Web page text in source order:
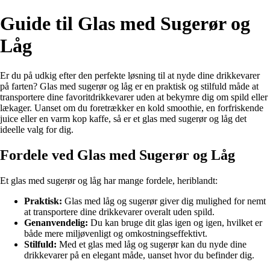
Guide til Glas med Sugerør og
Låg
Er du på udkig efter den perfekte løsning til at nyde dine drikkevarer
på farten? Glas med sugerør og låg er en praktisk og stilfuld måde at
transportere dine favoritdrikkevarer uden at bekymre dig om spild eller
lækager. Uanset om du foretrækker en kold smoothie, en forfriskende
juice eller en varm kop kaffe, så er et glas med sugerør og låg det
ideelle valg for dig.
Fordele ved Glas med Sugerør og Låg
Et glas med sugerør og låg har mange fordele, heriblandt:
Praktisk: Glas med låg og sugerør giver dig mulighed for nemt
at transportere dine drikkevarer overalt uden spild.
Genanvendelig: Du kan bruge dit glas igen og igen, hvilket er
både mere miljøvenligt og omkostningseffektivt.
Stilfuld: Med et glas med låg og sugerør kan du nyde dine
drikkevarer på en elegant måde, uanset hvor du befinder dig.